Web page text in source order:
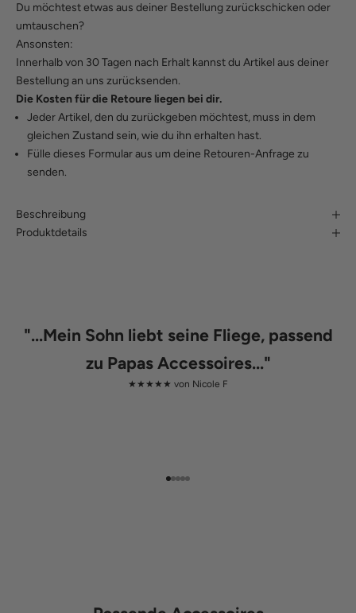
Du möchtest etwas aus deiner Bestellung zurückschicken oder
umtauschen?
Ansonsten:
Innerhalb von 30 Tagen nach Erhalt kannst du Artikel aus deiner
Bestellung an uns zurücksenden.
Die Kosten für die Retoure liegen bei dir.
Jeder Artikel, den du zurückgeben möchtest, muss in dem
gleichen Zustand sein, wie du ihn erhalten hast.
Fülle dieses Formularaus um deine Retouren-Anfrage zu
senden.
Beschreibung
Produktdetails
"...Mein Sohn liebt seine Fliege, passend
zu Papas Accessoires..."
★★★★★ von Nicole F
Gehe zu Element 1
Gehe zu Element 2
Gehe zu Element 3
Gehe zu Element 4
Gehe zu Element 5